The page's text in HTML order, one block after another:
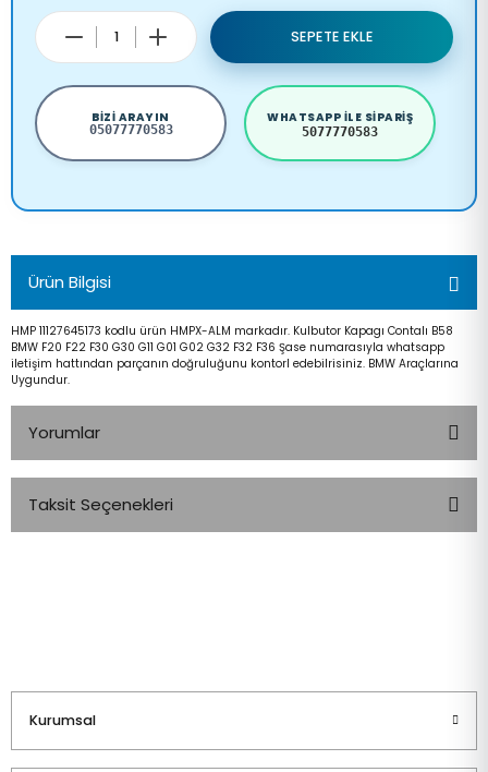
SEPETE EKLE
BIZI ARAYIN
05077770583
WHATSAPP ILE SIPARIŞ
5077770583
Ürün Bilgisi
HMP 11127645173 kodlu ürün HMPX-ALM markadır. Kulbutor Kapagı Contalı B58
BMW F20 F22 F30 G30 G11 G01 G02 G32 F32 F36 Şase numarasıyla whatsapp
iletişim hattından parçanın doğruluğunu kontorl edebilrisiniz. BMW Araçlarına
Uygundur.
Yorumlar
Taksit Seçenekleri
Kurumsal